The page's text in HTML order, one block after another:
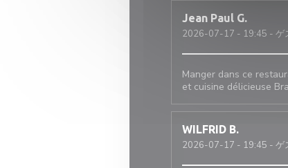
Jean Paul G
2026-07-17 - 19:45 - ゲ
Manger dans ce
et cuisine délicieuse
WILFRID B
2026-07-17 - 19:45 - ゲ